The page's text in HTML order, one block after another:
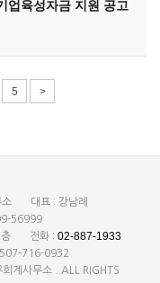
업육성자금 지원 공고
5 >
대표 : 강남례
56999
전화 : 02-887-1933
716-0932
계사무소 . ALL RIGHTS